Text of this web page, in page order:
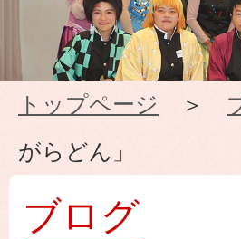
ぐ
み
幼
稚
トップページ ＞
がらどん」
ブログ